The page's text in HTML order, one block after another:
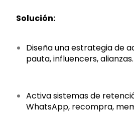
Solución:
Diseña una estrategia de
pauta, influencers, alianzas.
Activa sistemas de
WhatsApp, recompra,